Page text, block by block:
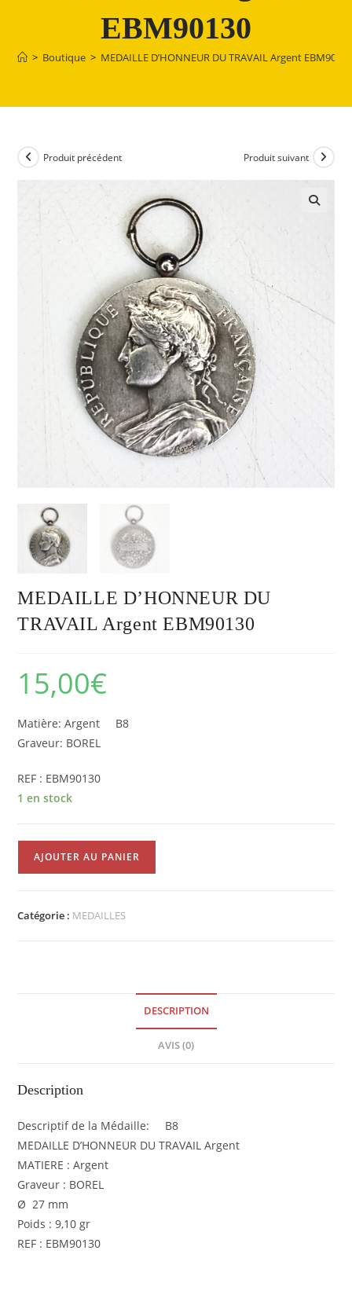
EBM90130
> Boutique > MEDAILLE D’HONNEUR DU TRAVAIL Argent
Produit précédent Produit suivant
MEDAILLE D’HONNEUR DU
TRAVAIL Argent EBM90130
15,00€
Matière: Argent B8
Graveur: BOREL
REF : EBM90130
1 en stock
D'HONNEUR
AJOUTER AU PANIER
Catégorie : MEDAILLES
DESCRIPTION
AVIS (0)
Description
Descriptif de la Médaille: B8
MEDAILLE D’HONNEUR DU TRAVAIL Argent
MATIERE : Argent
Graveur : BOREL
Ø 27 mm
Poids : 9,10 gr
REF : EBM90130